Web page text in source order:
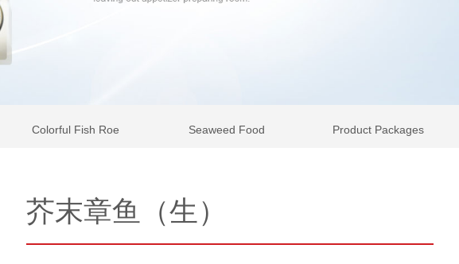
Colorful Fish Roe Seaweed Food Product Packages
芥末章鱼（生）